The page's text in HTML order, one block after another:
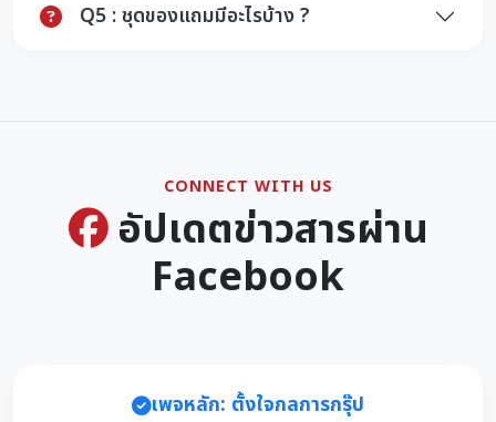
Q5 : ชุดของแถมมีอะไรบ้าง ?
CONNECT WITH US
อัปเดตข่าวสารผ่าน
Facebook
เพจหลัก: ตั้งใจกลการกรุ๊ป